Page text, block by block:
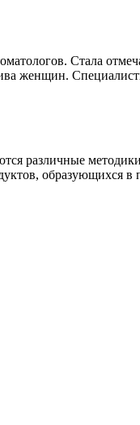
Стала
женщин.
различные
образующихся в